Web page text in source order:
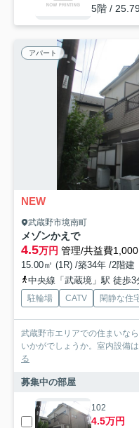
5階 /
アパート
NEW
武蔵野市境南町
メゾンかえで
4.5万円 管理/共益費1,000
15.00㎡ (1R) /築34年 /2階建
中央線「武蔵境」駅 徒歩3
駐輪場 CATV 閑静な住
武蔵野市エリアでの住まいな
いかがでしょうか。室内設備
る
募集中の部屋
102
4.5万円